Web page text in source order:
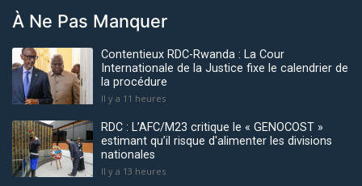
À Ne Pas Manquer
Contentieux RDC-Rwanda : La Cour
Internationale de la Justice fixe le calendrier de
la procédure
Il y a 11 heures
RDC : L’AFC/M23 critique le « GENOCOST »
estimant qu’il risque d'alimenter les divisions
nationales
Il y a 13 heures